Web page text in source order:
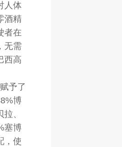
人体
酒精
者在
无需
西高
予了
博
、
塞博
，使